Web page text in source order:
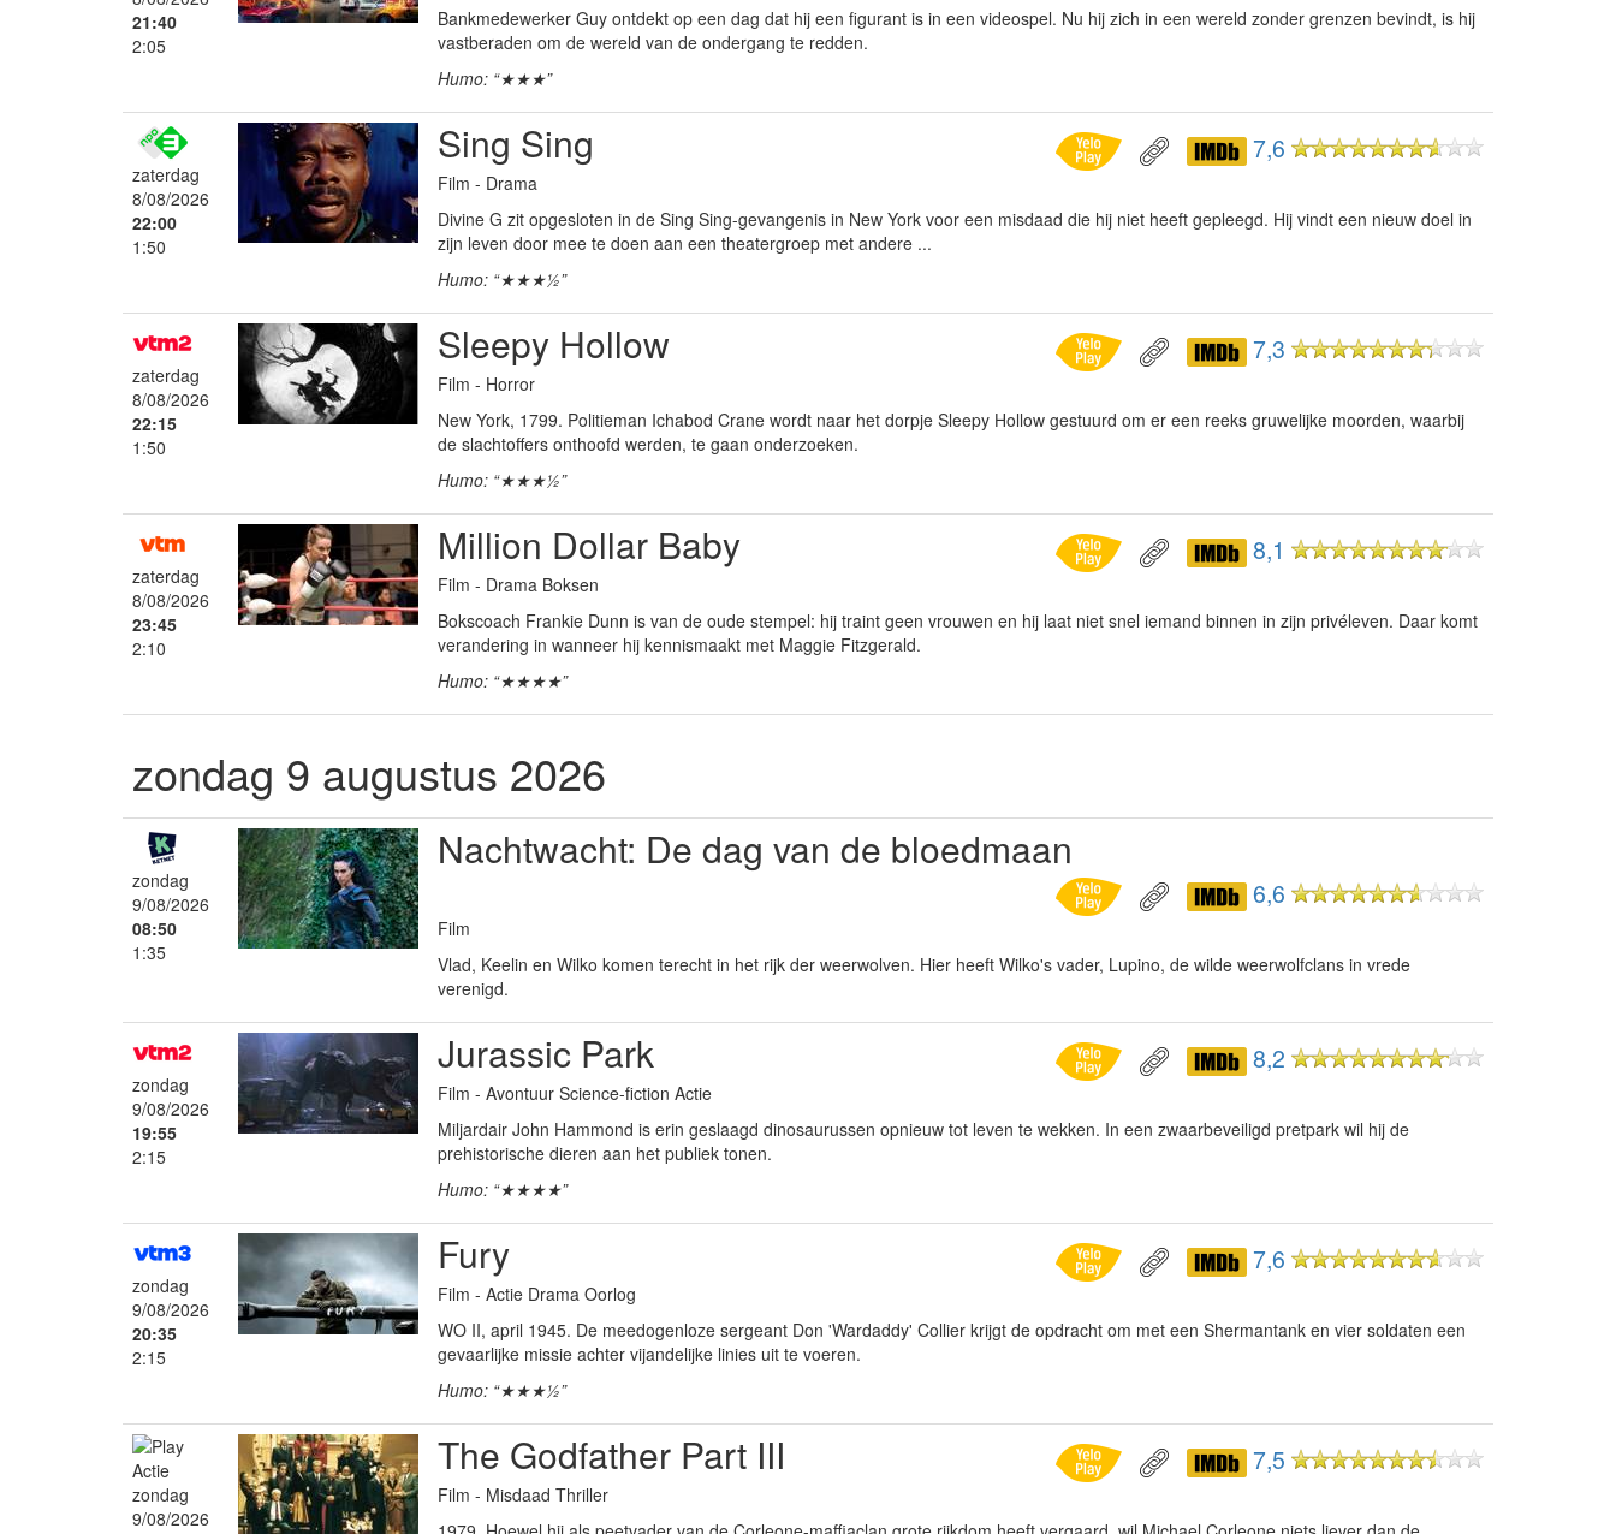
21:40
2:05
Bankmedewerker Guy ontdekt op een dag dat hij een figurant is in een videospel. Nu hij zich in een wereld zonder grenzen bevindt, is hij
vastberaden om de wereld van de ondergang te redden.
Humo: “★★★”
zaterdag
8/08/2026
22:00
1:50
Sing Sing 7,6
Film - Drama
Divine G zit opgesloten in de Sing Sing-gevangenis in New York voor een misdaad die hij niet heeft gepleegd. Hij vindt een nieuw doel in
zijn leven door mee te doen aan een theatergroep met andere ...
Humo: “★★★½”
zaterdag
8/08/2026
22:15
1:50
Sleepy Hollow 7,3
Film - Horror
New York, 1799. Politieman Ichabod Crane wordt naar het dorpje Sleepy Hollow gestuurd om er een reeks gruwelijke moorden, waarbij
de slachtoffers onthoofd werden, te gaan onderzoeken.
Humo: “★★★½”
zaterdag
8/08/2026
23:45
2:10
Million Dollar Baby 8,1
Film - Drama Boksen
Bokscoach Frankie Dunn is van de oude stempel: hij traint geen vrouwen en hij laat niet snel iemand binnen in zijn privéleven. Daar komt
verandering in wanneer hij kennismaakt met Maggie Fitzgerald.
Humo: “★★★★”
zondag 9 augustus 2026
zondag
9/08/2026
08:50
1:35
Nachtwacht: De dag van de bloedmaan
6,6
Film
Vlad, Keelin en Wilko komen terecht in het rijk der weerwolven. Hier heeft Wilko's vader, Lupino, de wilde weerwolfclans in vrede
verenigd.
zondag
9/08/2026
19:55
2:15
Jurassic Park 8,2
Film - Avontuur Science-fiction Actie
Miljardair John Hammond is erin geslaagd dinosaurussen opnieuw tot leven te wekken. In een zwaarbeveiligd pretpark wil hij de
prehistorische dieren aan het publiek tonen.
Humo: “★★★★”
zondag
9/08/2026
20:35
2:15
Fury 7,6
Film - Actie Drama Oorlog
WO II, april 1945. De meedogenloze sergeant Don 'Wardaddy' Collier krijgt de opdracht om met een Shermantank en vier soldaten een
gevaarlijke missie achter vijandelijke linies uit te voeren.
Humo: “★★★½”
zondag
9/08/2026
The Godfather Part III 7,5
Film - Misdaad Thriller